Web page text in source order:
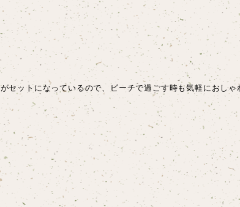
セットになっているので、ビーチで過ごす時も気軽におしゃ